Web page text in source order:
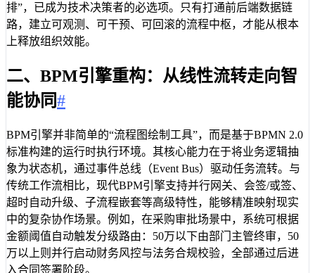
排”，已成为技术决策者的必选项。只有打通前后端数据链
路，建立可观测、可干预、可回滚的流程中枢，才能从根本
上释放组织效能。
二、BPM引擎重构：从线性流转走向智
能协同#
BPM引擎并非简单的“流程图绘制工具”，而是基于BPMN 2.0
标准构建的运行时执行环境。其核心能力在于将业务逻辑抽
象为状态机，通过事件总线（Event Bus）驱动任务流转。与
传统工作流相比，现代BPM引擎支持并行网关、会签/或签、
超时自动升级、子流程嵌套等高级特性，能够精准映射现实
中的复杂协作场景。例如，在采购审批场景中，系统可根据
金额阈值自动触发分级路由：50万以下由部门主管终审，50
万以上则并行启动财务风控与法务合规校验，全部通过后进
入合同签署阶段。